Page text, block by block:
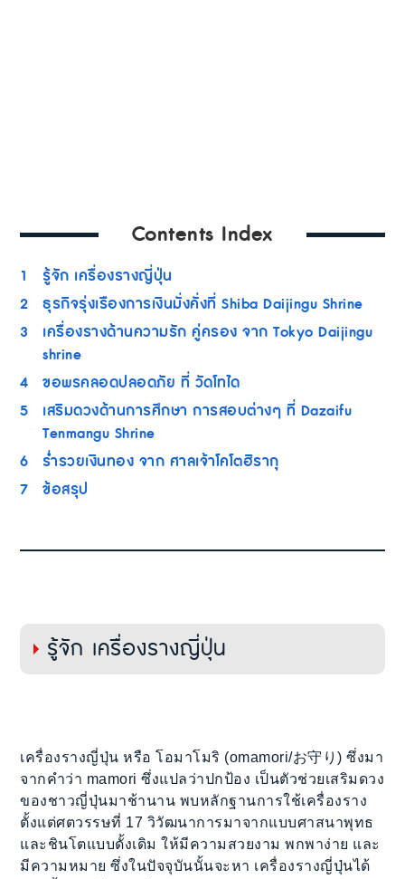
Contents Index
1
รู้จัก เครื่องรางญี่ปุ่น
2 ธุรกิจรุ่งเรืองการเงินมั่งคั่งที่ Shiba Daijingu Shrine
3
เครื่องรางด้านความรัก คู่ครอง จาก Tokyo Daijingu
shrine
4 ขอพรคลอดปลอดภัย ที่ วัดโทได
5
เสริมดวงด้านการศึกษา การสอบต่างๆ ที่ Dazaifu
Tenmangu Shrine
6
ร่ำรวยเงินทอง จาก ศาลเจ้าโคโตฮิรากุ
7 ข้อสรุป
รู้จัก เครื่องรางญี่ปุ่น
เครื่องรางญี่ปุ่น หรือ โอมาโมริ (omamori/お守り) ซึ่งมา
จากคำว่า mamori ซึ่งแปลว่าปกป้อง เป็นตัวช่วยเสริมดวง
ของชาวญี่ปุ่นมาช้านาน พบหลักฐานการใช้เครื่องราง
ตั้งแต่ศตวรรษที่ 17 วิวัฒนาการมาจากแบบศาสนาพุทธ
และชินโตแบบดั้งเดิม ให้มีความสวยงาม พกพาง่าย และ
มีความหมาย ซึ่งในปัจจุบันนั้นจะหา เครื่องรางญี่ปุ่นได้